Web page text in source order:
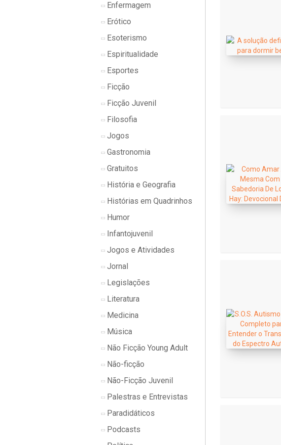
Enfermagem
Erótico
Esoterismo
Espiritualidade
Esportes
Ficção
Ficção Juvenil
Filosofia
Jogos
Gastronomia
Gratuitos
História e Geografia
Histórias em Quadrinhos
Humor
Infantojuvenil
Jogos e Atividades
Jornal
Legislações
Literatura
Medicina
Música
Não Ficção Young Adult
Não-ficção
Não-Ficção Juvenil
Palestras e Entrevistas
Paradidáticos
Podcasts